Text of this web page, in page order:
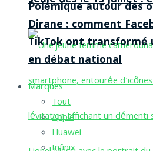
Polémique autour des
Dirane : comment
TikTok ont
en débat national
Marques
Tout
Apple
Huawei